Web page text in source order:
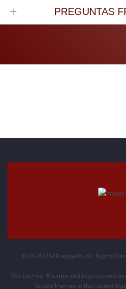
PREGUNTAS
© 2026 UNI Posgrado. All Rights
The Joomla! ® name and logo is used
Source Matters in the United